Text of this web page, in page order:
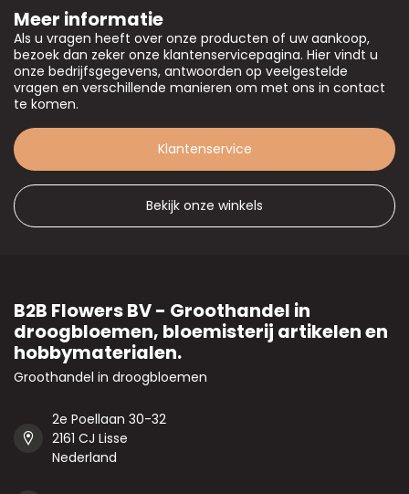
Meer informatie
Als u vragen heeft over onze producten of uw aankoop,
bezoek dan zeker onze klantenservicepagina. Hier vindt u
onze bedrijfsgegevens, antwoorden op veelgestelde
vragen en verschillende manieren om met ons in contact
te komen.
Klantenservice
Bekijk onze winkels
B2B Flowers BV - Groothandel in
droogbloemen, bloemisterij artikelen en
hobbymaterialen.
Groothandel in droogbloemen
2e Poellaan 30-32
2161 CJ Lisse
Nederland